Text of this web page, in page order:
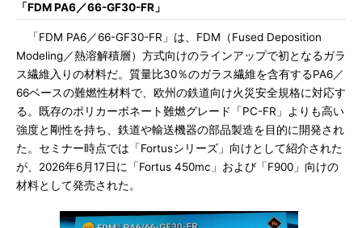
「FDM PA6／66-GF30-FR」
「FDM PA6／66-GF30-FR」は、FDM（Fused Deposition
Modeling／熱溶解積層）方式向けのラインアップで初となるガラ
ス繊維入りの材料だ。質量比30％のガラス繊維を含有するPA6／
66ベースの難燃性材料で、欧州の鉄道向け火災安全規格に対応す
る。既存のポリカーボネート難燃グレード「PC-FR」よりも高い
強度と剛性を持ち、鉄道や輸送機器の部品製造を目的に開発され
た。セミナー時点では「Fortusシリーズ」向けとして紹介された
が、2026年6月17日に「Fortus 450mc」および「F900」向けの
材料として発売された。